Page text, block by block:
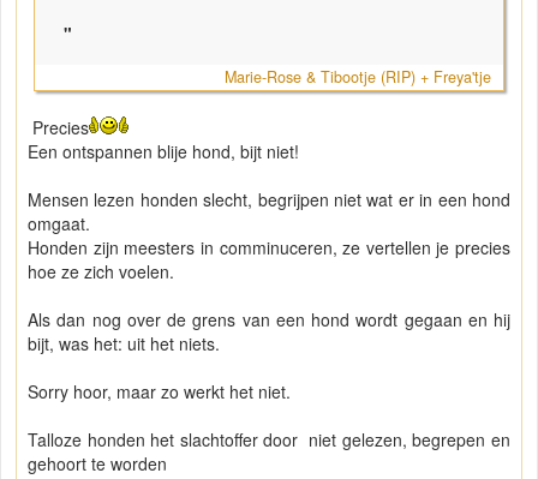
"
Marie-Rose & Tibootje (RIP) + Freya'tje
Precies
Een ontspannen blije hond, bijt niet!
Mensen lezen honden slecht, begrijpen niet wat er in een hond
omgaat.
Honden zijn meesters in comminuceren, ze vertellen je precies
hoe ze zich voelen.
Als dan nog over de grens van een hond wordt gegaan en hij
bijt, was het: uit het niets.
Sorry hoor, maar zo werkt het niet.
Talloze honden het slachtoffer door niet gelezen, begrepen en
gehoort te worden